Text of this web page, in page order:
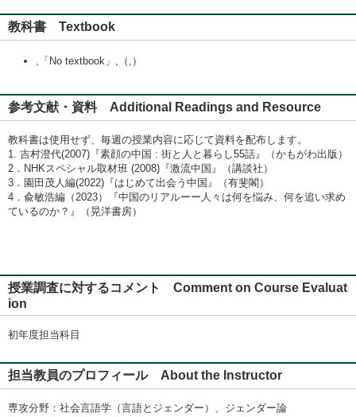
教科書 Textbook
,「No textbook」,（,）
参考文献・資料 Additional Readings and Resource
教科書は使用せず、毎週の授業内容に応じて資料を配布します。
1. 吉村澄代(2007)『素顔の中国 : 街と人と暮らし55話』（かもがわ出版）
2．NHKスペシャル取材班 (2008)『激流中国』（講談社）
3．園田茂人編(2022)『はじめて出会う中国』（有斐閣）
4．兪敏浩編（2023）『中国のリアルーー人々は何を悩み、何を追い求め
ているのか？』（晃洋書房）
授業調査に対するコメント Comment on Course Evaluat
ion
初年度担当科目
担当教員のプロフィール About the Instructor
専攻分野：社会言語学（言語とジェンダー）、ジェンダー論